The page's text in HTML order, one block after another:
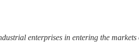
enterprises in entering the